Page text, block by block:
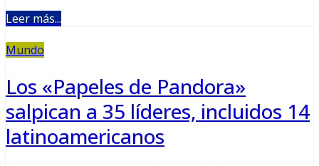
Leer más...
Mundo
Los «Papeles de Pandora»
salpican a 35 líderes, incluidos 14
latinoamericanos